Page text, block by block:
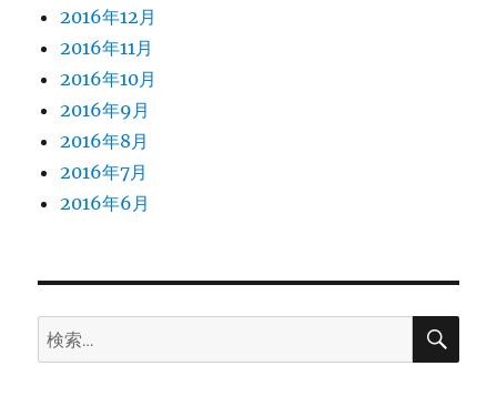
2016年12月
2016年11月
2016年10月
2016年9月
2016年8月
2016年7月
2016年6月
検
索:
検